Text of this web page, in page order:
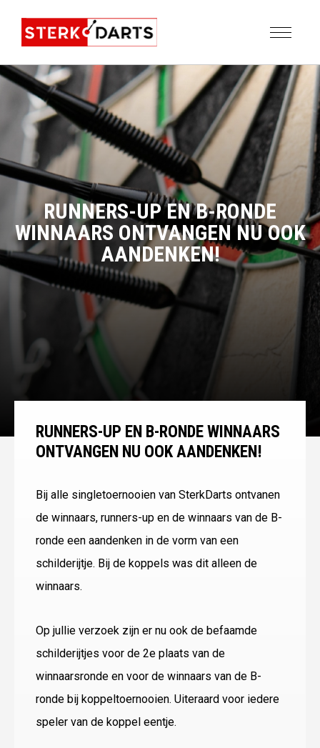
RUNNERS-UP EN B-RONDE
WINNAARS ONTVANGEN NU OOK
AANDENKEN!
RUNNERS-UP EN B-RONDE WINNAARS
ONTVANGEN NU OOK AANDENKEN!
Bij alle singletoernooien van SterkDarts ontvanen
de winnaars, runners-up en de winnaars van de B-
ronde een aandenken in de vorm van een
schilderijtje. Bij de koppels was dit alleen de
winnaars.
Op jullie verzoek zijn er nu ook de befaamde
schilderijtjes voor de 2e plaats van de
winnaarsronde en voor de winnaars van de B-
ronde bij koppeltoernooien. Uiteraard voor iedere
speler van de koppel eentje.